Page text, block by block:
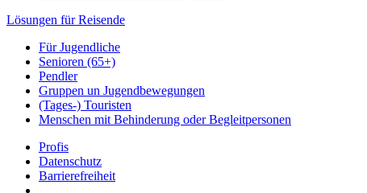
Lösungen für Reisende
Für Jugendliche
Senioren (65+)
Pendler
Gruppen un Jugendbewegungen
(Tages-) Touristen
Menschen mit Behinderung oder Begleitpersonen
Profis
Datenschutz
Barrierefreiheit